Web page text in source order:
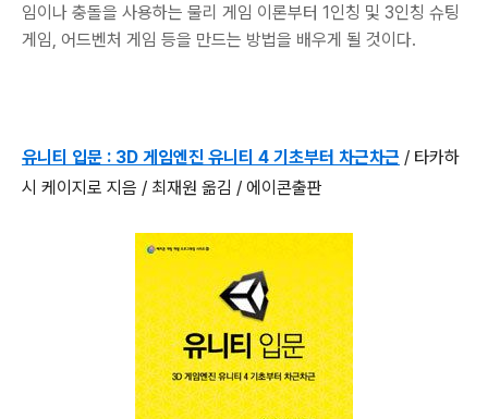
임이나 충돌을 사용하는 물리 게임 이론부터 1인칭 및 3인칭 슈팅
게임, 어드벤처 게임 등을 만드는 방법을 배우게 될 것이다.
유니티 입문 : 3D 게임엔진 유니티 4 기초부터 차근차근 / 타카하
시 케이지로 지음 / 최재원 옮김 / 에이콘출판